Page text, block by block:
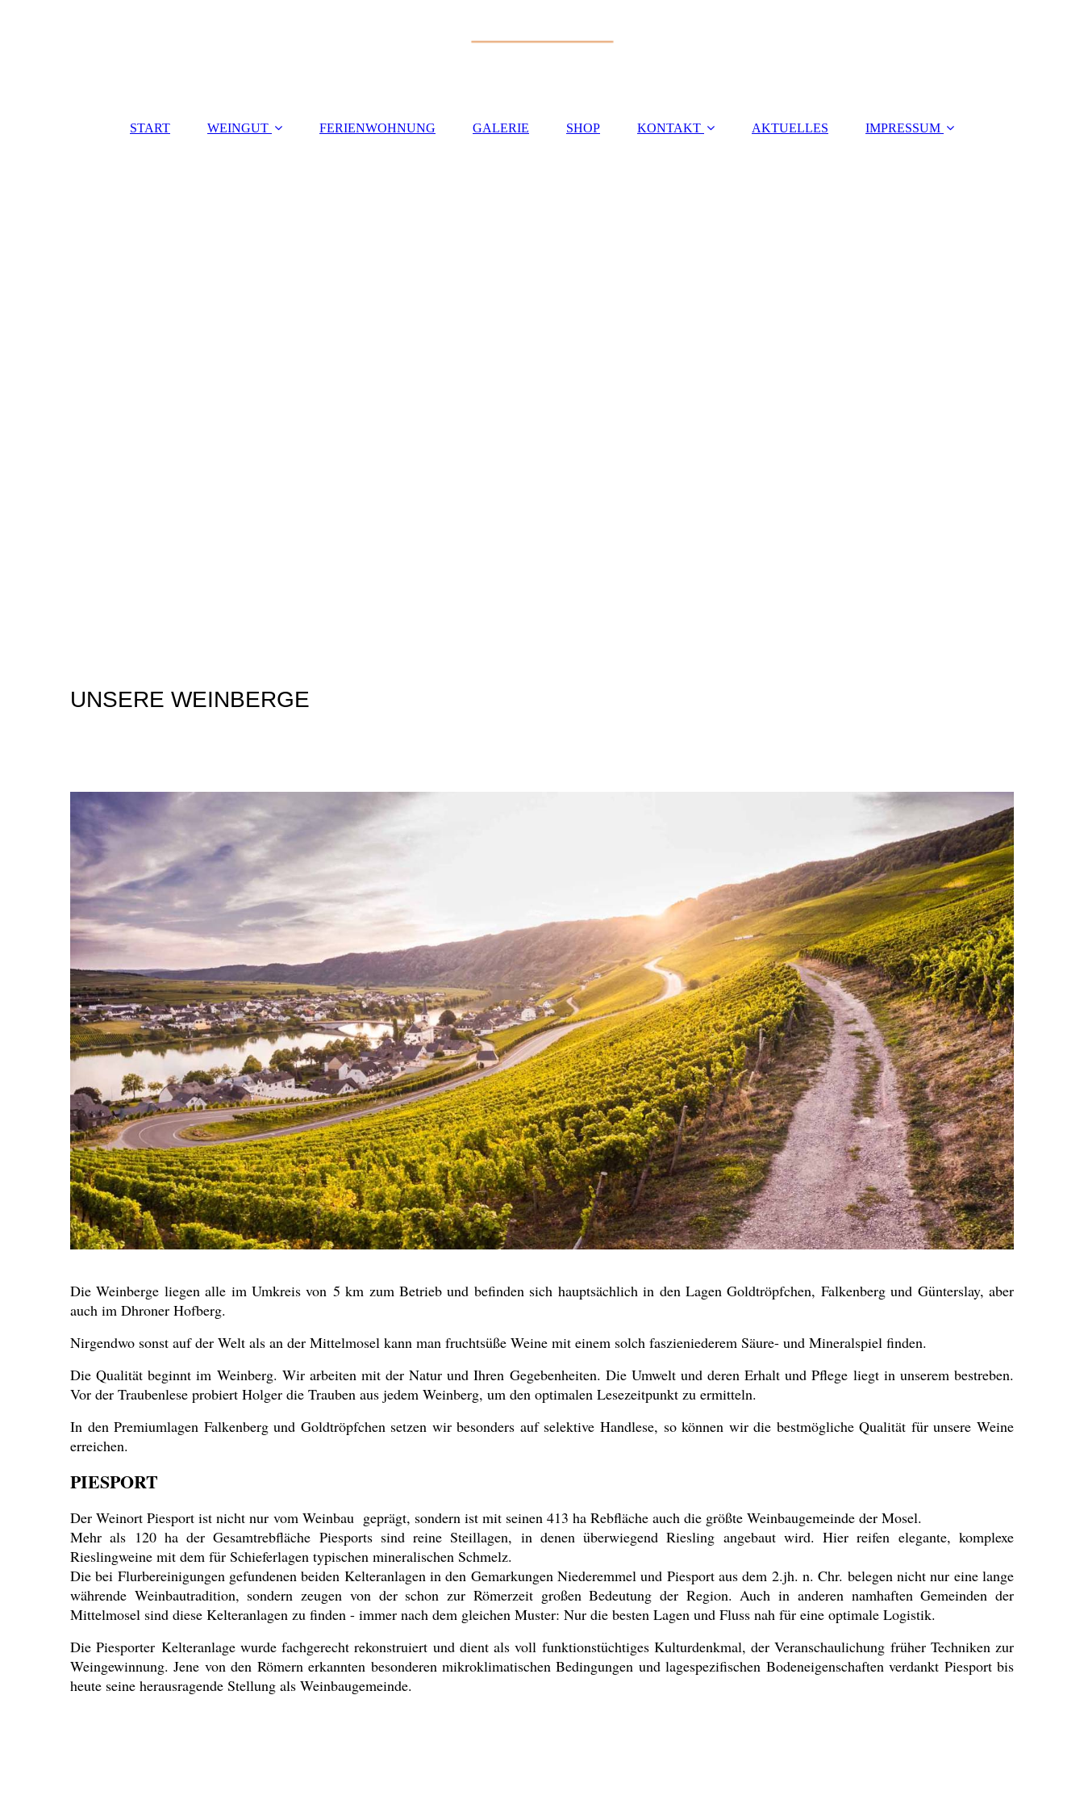
START WEINGUT FERIENWOHNUNG GALERIE SHOP KONTAKT AKTUELLES IMPRESSUM
UNSERE WEINBERGE
Die Weinberge liegen alle im Umkreis von 5 km zum Betrieb und befinden sich hauptsächlich in den Lagen Goldtröpfchen, Falkenberg und Günterslay, aber
auch im Dhroner Hofberg.
Nirgendwo sonst auf der Welt als an der Mittelmosel kann man fruchtsüße Weine mit einem solch faszieniederem Säure- und Mineralspiel finden.
Die Qualität beginnt im Weinberg. Wir arbeiten mit der Natur und Ihren Gegebenheiten. Die Umwelt und deren Erhalt und Pflege liegt in unserem bestreben.
Vor der Traubenlese probiert Holger die Trauben aus jedem Weinberg, um den optimalen Lesezeitpunkt zu ermitteln.
In den Premiumlagen Falkenberg und Goldtröpfchen setzen wir besonders auf selektive Handlese, so können wir die bestmögliche Qualität für unsere Weine
erreichen.
PIESPORT
Der Weinort Piesport ist nicht nur vom Weinbau geprägt, sondern ist mit seinen 413 ha Rebfläche auch die größte Weinbaugemeinde der Mosel.
Mehr als 120 ha der Gesamtrebfläche Piesports sind reine Steillagen, in denen überwiegend Riesling angebaut wird. Hier reifen elegante, komplexe
Rieslingweine mit dem für Schieferlagen typischen mineralischen Schmelz.
Die bei Flurbereinigungen gefundenen beiden Kelteranlagen in den Gemarkungen Niederemmel und Piesport aus dem 2.jh. n. Chr. belegen nicht nur eine lange
währende Weinbautradition, sondern zeugen von der schon zur Römerzeit großen Bedeutung der Region. Auch in anderen namhaften Gemeinden der
Mittelmosel sind diese Kelteranlagen zu finden - immer nach dem gleichen Muster: Nur die besten Lagen und Fluss nah für eine optimale Logistik.
Die Piesporter Kelteranlage wurde fachgerecht rekonstruiert und dient als voll funktionstüchtiges Kulturdenkmal, der Veranschaulichung früher Techniken zur
Weingewinnung. Jene von den Römern erkannten besonderen mikroklimatischen Bedingungen und lagespezifischen Bodeneigenschaften verdankt Piesport bis
heute seine herausragende Stellung als Weinbaugemeinde.